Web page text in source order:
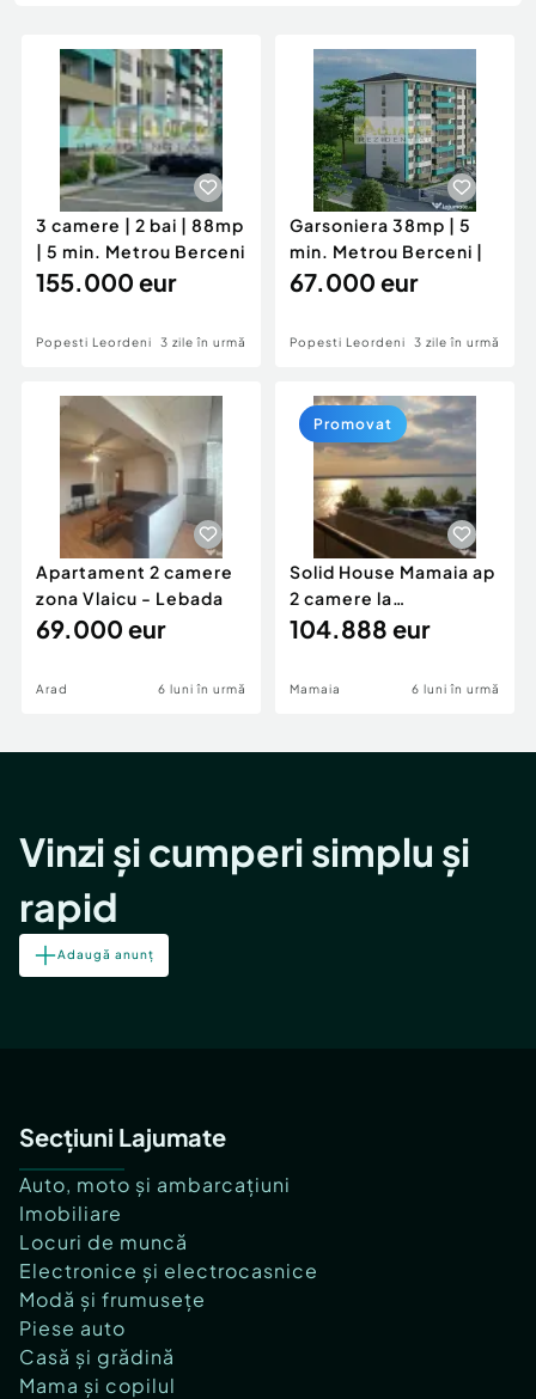
Animale de companie
Afaceri și echipamente profesionale
Inchiriere Bunuri si Vehicule
Piese auto si accesorii
Dacia Duster
3 camere | 2 bai | 88mp
| 5 min. Metrou Berceni
155.000 eur
Popesti Leordeni 3 zile în urmă
Garsoniera 38mp | 5
min. Metrou Berceni |
67.000 eur
Popesti Leordeni 3 zile în urmă
Apartament 2 camere
zona Vlaicu - Lebada
69.000 eur
Arad 6 luni în urmă
Solid House Mamaia ap
2 camere la
cheie,langa Mega
104.888 eur
Mamaia 6 luni în urmă
Promovat
Vinzi și cumperi simplu și
rapid
Adaugă anunț
Secțiuni Lajumate
Auto, moto și ambarcațiuni
Imobiliare
Locuri de muncă
Electronice și electrocasnice
Modă și frumusețe
Piese auto
Casă și grădină
Mama și copilul